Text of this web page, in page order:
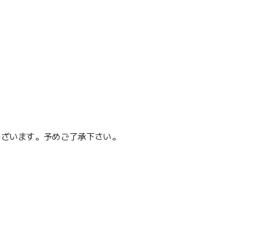
います。予めご了承下さい。